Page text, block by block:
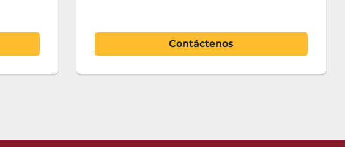
Contáctenos